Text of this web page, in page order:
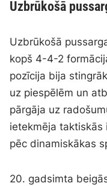
Uzbrūkošā
Uzbrūkošā
kopš 4-4-2
pozīcija bija
uz piespēlēm un
pārgāja uz
ietekmēja taktiskās
pēc dinamiskākas
20. gadsimta